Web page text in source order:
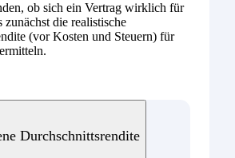
ob sich ein Vertrag wirklich für
zunächst die realistische
(vor Kosten und Steuern) für
Durchschnittsrendite